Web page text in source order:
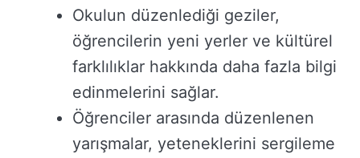
Okulun düzenlediği geziler,
öğrencilerin yeni yerler ve kültürel
farklılıklar hakkında daha fazla bilgi
edinmelerini sağlar.
Öğrenciler arasında düzenlenen
yarışmalar, yeteneklerini sergileme